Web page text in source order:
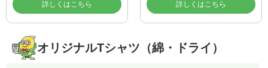
詳しくはこちら 詳しくはこちら
オリジナルTシャツ（綿・ドライ）